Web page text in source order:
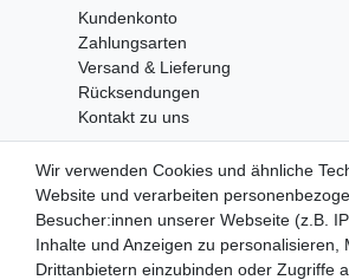
Kundenkonto
Zahlungsarten
Versand & Lieferung
Rücksendungen
Kontakt zu uns
Zahlungsanbieter
Wir verwenden Cookies und ähnliche
Website und verarbeiten
Besucher:innen unserer Webseite (z.B.
Inhalte und Anzeigen zu personalisieren,
Drittanbietern einzubinden oder Zugriffe